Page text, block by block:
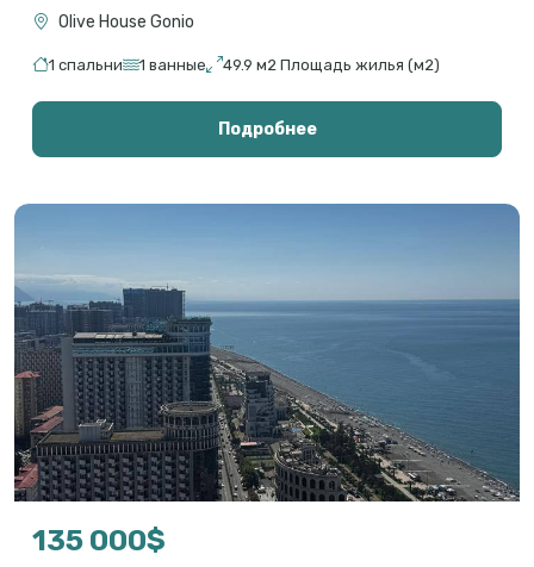
Olive House Gonio
1 спальни 1 ванные 49.9 м2 Площадь жилья (м2)
Подробнее
135 000$